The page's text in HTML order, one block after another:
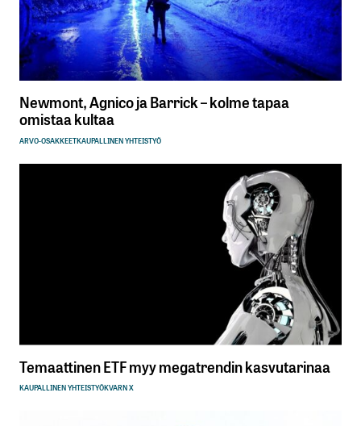
Newmont, Agnico ja Barrick – kolme tapaa
omistaa kultaa
ARVO-OSAKKEETKAUPALLINEN YHTEISTYÖ
Temaattinen ETF myy megatrendin kasvutarinaa
KAUPALLINEN YHTEISTYÖKVARN X